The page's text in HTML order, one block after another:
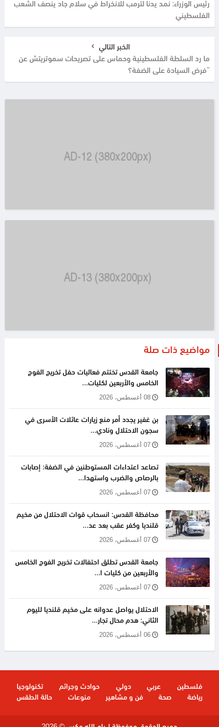
رئيس الوزراء: نمد يدنا لترمب للانخراط في سلام جاد ينصف الشعب
الفلسطيني
الخبر التالي
ما رد السلطة الفلسطينية وحماس على تصريحات سموتريتش عن
"فرض السيادة على الضفة؟
مواضيع ذات صلة
جامعة القدس تختتم فعاليات حفل تخريج الفوج
الخامس والأربعين لكليات...
08 أغسطس، 2026
بن غفير يجدد أمر منع زيارات عائلات الأسرى في
سجون الاحتلال ونادي...
07 أغسطس، 2026
تصاعد اعتداءات المستوطنين في الضفة: إصابات
بالرصاص والضرب واستهدا...
07 أغسطس، 2026
محافظة القدس: انسحاب قوات الاحتلال من مخيم
قلنديا وكفر عقب بعد عد...
07 أغسطس، 2026
جامعة القدس تطلق احتفالات تخريج الفوج الخامس
والأربعين من كليات ا...
07 أغسطس، 2026
الاحتلال يواصل عدوانه على مخيم قلنديا لليوم
الثاني: هدم محال تجار...
06 أغسطس، 2026
فلسطين عربي دولي حوادث وجرائم
تكنولوجيا
رياضة
صحة فن و مشاهير منوعات حالة الطقس